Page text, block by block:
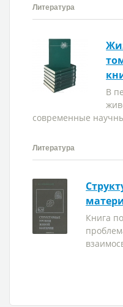
Литература
В
современные
Литература
Книга